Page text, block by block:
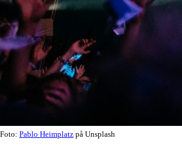
Foto: Pablo Heimplatz på Unsplash